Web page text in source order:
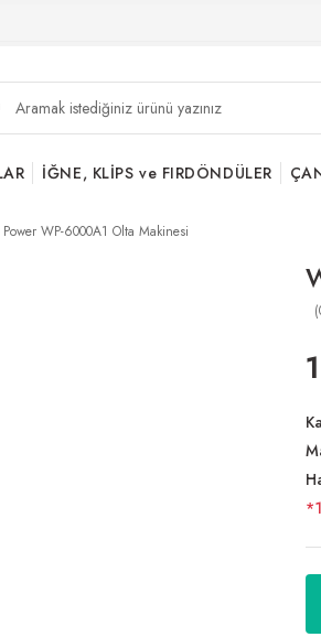
İĞNE, KLİPS ve FIRDÖNDÜLER
WP-6000A1 Olta Makinesi